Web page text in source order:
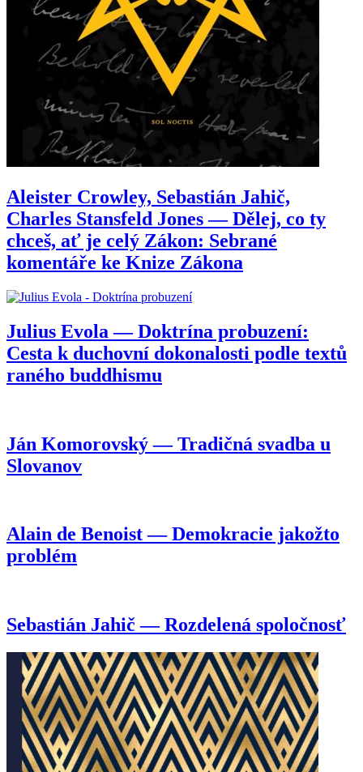
Aleister Crowley, Sebastián Jahič,
Charles Stansfeld Jones — Dělej, co ty
chceš, ať je celý Zákon: Sebrané
komentáře ke Knize Zákona
Julius Evola — Doktrína probuzení:
Cesta k duchovní dokonalosti podle textů
raného buddhismu
Ján Komorovský — Tradičná svadba u
Slovanov
Alain de Benoist — Demokracie jakožto
problém
Sebastián Jahič — Rozdelená spoločnosť